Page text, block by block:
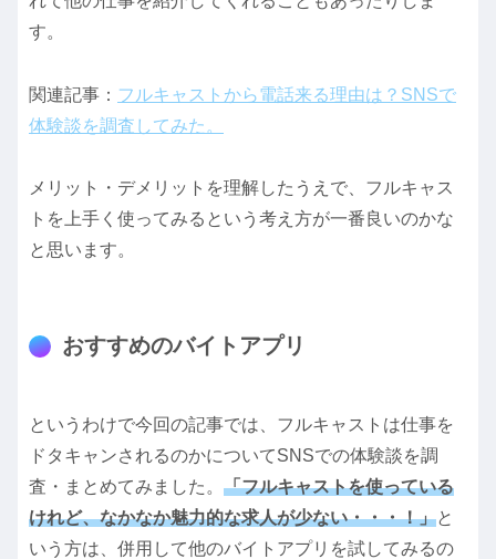
す。
関連記事： フルキャストから電話来る理由は？SNSで
体験談を調査してみた。
メリット・デメリットを理解したうえで、フルキャス
トを上手く使ってみるという考え方が一番良いのかな
と思います。
おすすめのバイトアプリ
というわけで今回の記事では、フルキャストは仕事を
ドタキャンされるのかについてSNSでの体験談を調
査・まとめてみました。 「フルキャストを使っている
けれど、なかなか魅力的な求人が少ない・・・！」と
いう方は、併用して他のバイトアプリを試してみるの